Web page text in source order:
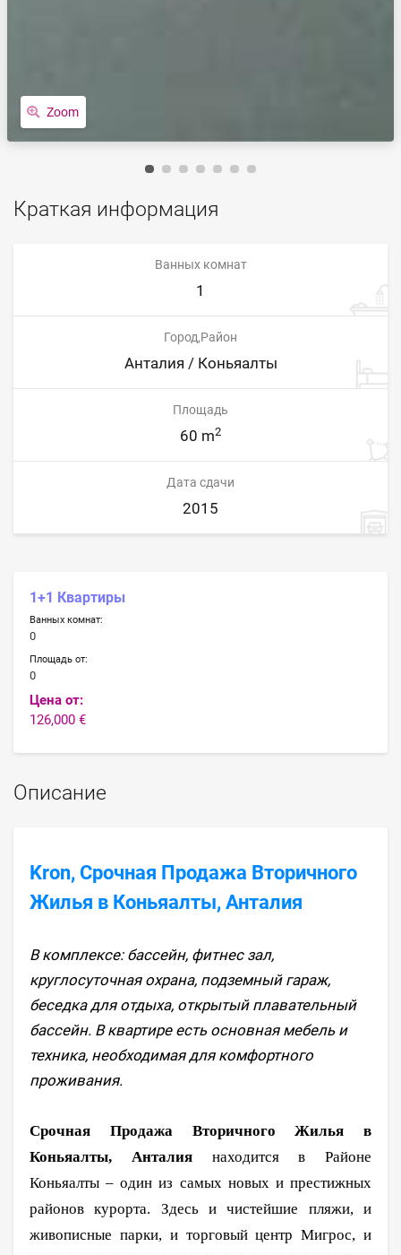
Zoom
Краткая информация
Ванных комнат
1
Город,Район
Анталия / Коньяалты
Площадь
60 m2
Дата сдачи
2015
1+1 Квартиры
Ванных комнат:
0
Площадь от:
0
Цена от:
126,000 €
Описание
Kron, Срочная Продажа Вторичного
Жилья в Коньяалты, Анталия
В комплексе: бассейн, фитнес зал,
круглосуточная охрана, подземный гараж,
беседка для отдыха, открытый плавательный
бассейн. В квартире есть основная мебель и
техника, необходимая для комфортного
проживания.
Срочная Продажа Вторичного Жилья в
Коньяалты, Анталия находится в Районе
Коньяалты – один из самых новых и престижных
районов курорта. Здесь и чистейшие пляжи, и
живописные парки, и торговый центр Мигрос, и